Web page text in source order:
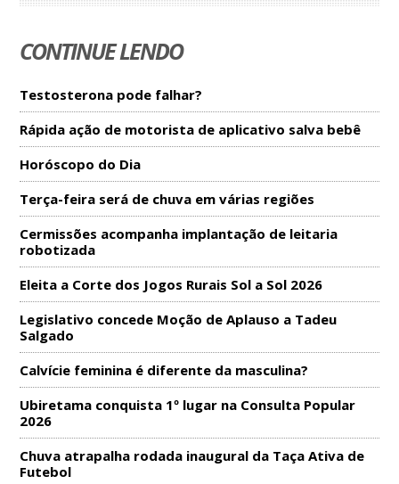
CONTINUE LENDO
Testosterona pode falhar?
Rápida ação de motorista de aplicativo salva bebê
Horóscopo do Dia
Terça-feira será de chuva em várias regiões
Cermissões acompanha implantação de leitaria
robotizada
Eleita a Corte dos Jogos Rurais Sol a Sol 2026
Legislativo concede Moção de Aplauso a Tadeu
Salgado
Calvície feminina é diferente da masculina?
Ubiretama conquista 1º lugar na Consulta Popular
2026
Chuva atrapalha rodada inaugural da Taça Ativa de
Futebol